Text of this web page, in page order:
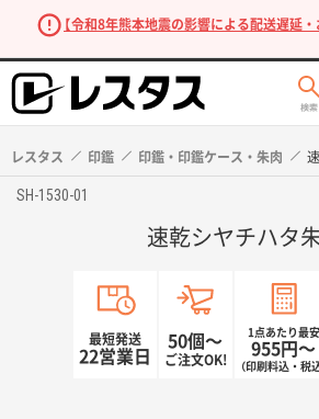
【令和8年熊本地震の影響による配送遅延・
レスタス 印鑑 印鑑・印鑑ケース・朱肉
SH-1530-01
速乾シヤチハタ
最短発送
22営業日
50個〜
ご注文OK!
1点あたり最安
955円〜
（印刷料込・税込